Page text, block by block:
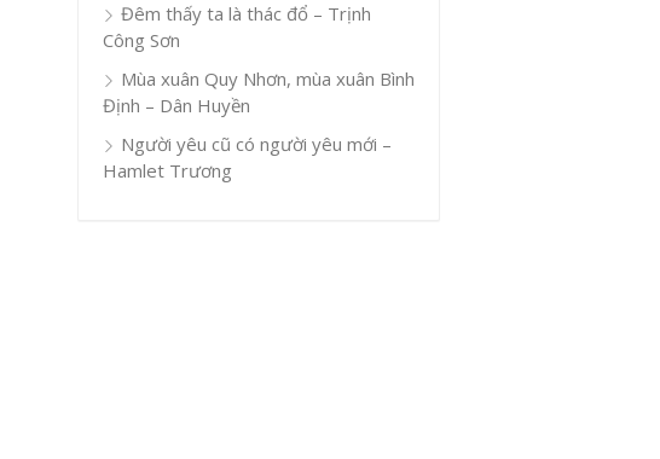
Đêm thấy ta là thác đổ – Trịnh
Công Sơn
Mùa xuân Quy Nhơn, mùa xuân Bình
Định – Dân Huyền
Người yêu cũ có người yêu mới –
Hamlet Trương